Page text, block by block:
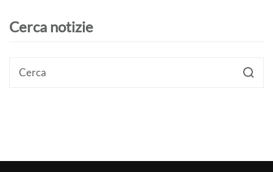
Cerca notizie